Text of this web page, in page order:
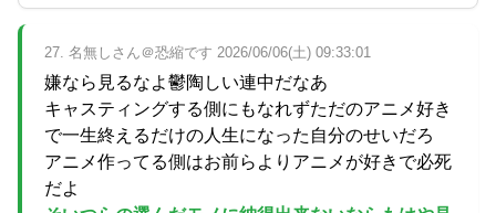
27. 名無しさん＠恐縮です 2026/06/06(土) 09:33:01
嫌なら見るなよ鬱陶しい連中だなあ
キャスティングする側にもなれずただのアニメ好き
で一生終えるだけの人生になった自分のせいだろ
アニメ作ってる側はお前らよりアニメが好きで必死
だよ